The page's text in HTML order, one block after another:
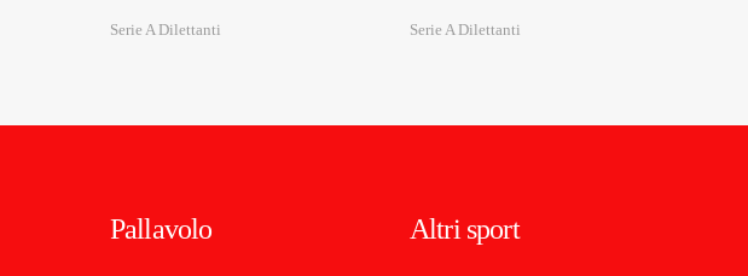
Serie A Dilettanti Serie A Dilettanti
Pallavolo Altri sport